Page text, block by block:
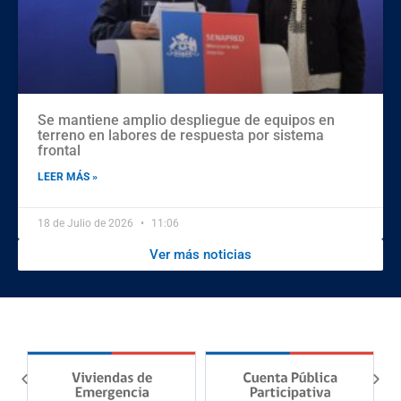
Se mantiene amplio despliegue de equipos en
terreno en labores de respuesta por sistema
frontal
LEER MÁS »
18 de Julio de 2026 11:06
Ver más noticias